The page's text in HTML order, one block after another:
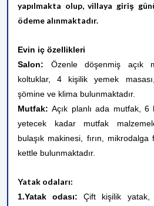
yapılmakta olup, villaya giriş
ödeme alınmaktadır.
Evin iç özellikleri
Salon: Özenle döşenmiş açık
koltuklar, 4 kişilik yemek
şömine ve klima bulunmaktadır.
Mutfak: Açık planlı ada mutfak,
yetecek kadar mutfak
bulaşık makinesi, fırın, mikrodalga
kettle bulunmaktadır.
Yatak odaları:
1.Yatak odası:Çift kişilik yatak,